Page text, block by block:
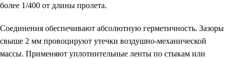
более 1/400 от длины пролета.
Соединения обеспечивают абсолютную герметичность. Зазоры
свыше 2 мм провоцируют утечки воздушно-механической
массы. Применяют уплотнительные ленты по стыкам или